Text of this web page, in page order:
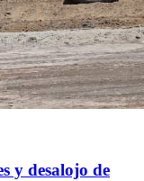
y desalojo de